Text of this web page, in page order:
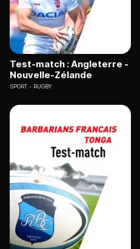
Test-match : Angleterre -
Nouvelle-Zélande
SPORT RUGBY